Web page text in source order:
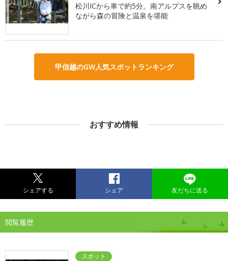
松川ICから車で約5分。南アルプスを眺め
ながら森の冒険と温泉を堪能
甲信越のGW人気スポットランキング
おすすめ情報
シェアする シェア 友だちに送る
閲覧履歴